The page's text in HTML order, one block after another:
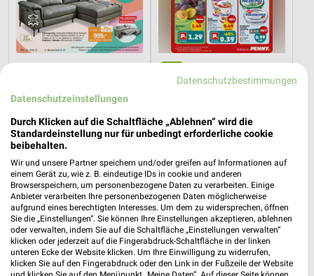
Gültig bis Sa. 29.08.
Angebote ab 10.08.
XXXLutz Opti Wohnwelt
Datenschutzbestimmungen
Datenschutzeinstellungen
Durch Klicken auf die Schaltfläche „Ablehnen“ wird die
Standardeinstellung nur für unbedingt erforderliche cookie
beibehalten.
Wir und unsere Partner speichern und/oder greifen auf Informationen auf
einem Gerät zu, wie z. B. eindeutige IDs in cookie und anderen
Browserspeichern, um personenbezogene Daten zu verarbeiten. Einige
Anbieter verarbeiten Ihre personenbezogenen Daten möglicherweise
aufgrund eines berechtigten Interesses. Um dem zu widersprechen, öffnen
Sie die „Einstellungen“. Sie können Ihre Einstellungen akzeptieren, ablehnen
oder verwalten, indem Sie auf die Schaltfläche „Einstellungen verwalten“
klicken oder jederzeit auf die Fingerabdruck-Schaltfläche in der linken
unteren Ecke der Website klicken. Um Ihre Einwilligung zu widerrufen,
klicken Sie auf den Fingerabdruck oder den Link in der Fußzeile der Website